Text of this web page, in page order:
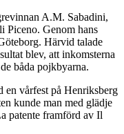
A.M. Sabadini,
Piceno. Genom hans
Härvid talade
blev, att inkomsterna
båda pojkbyarna.
en vårfest på Henriksberg
kunde man med glädje
patente framförd av Il